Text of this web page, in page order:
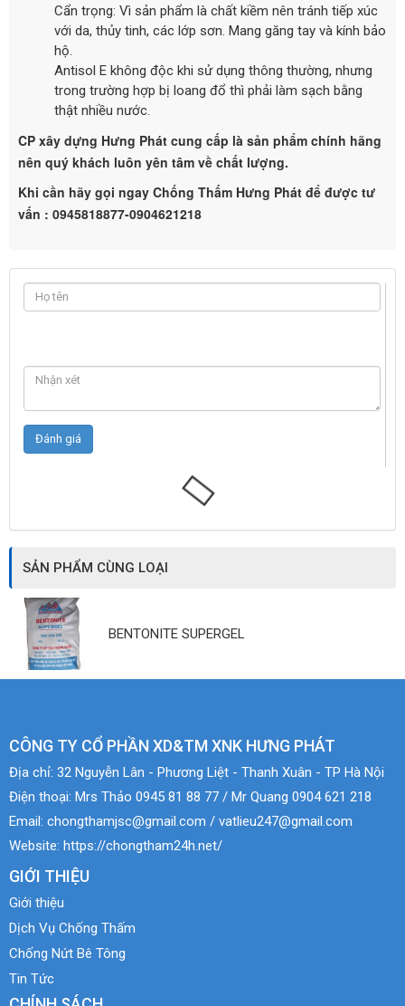
Cẩn trọng: Vì sản phẩm là chất kiềm nên tránh tiếp xúc
với da, thủy tinh, các lớp sơn. Mang găng tay và kính bảo
hộ.
Antisol E không độc khi sử dụng thông thường, nhưng
trong trường hợp bị loang đổ thì phải làm sạch bằng
thật nhiều nước.
CP xây dựng Hưng Phát cung cấp là sản phẩm chính hãng
nên quý khách luôn yên tâm về chất lượng.
Khi cần hãy gọi ngay Chống Thấm Hưng Phát để được tư
vấn : 0945818877-0904621218
SẢN PHẨM CÙNG LOẠI
BENTONITE SUPERGEL
CÔNG TY CỔ PHẦN XD&TM XNK HƯNG PHÁT
Địa chỉ: 32 Nguyễn Lân - Phương Liệt - Thanh Xuân - TP Hà Nội
Điện thoại: Mrs Thảo 0945 81 88 77 / Mr Quang 0904 621 218
Email: chongthamjsc@gmail.com / vatlieu247@gmail.com
Website: https://chongtham24h.net/
GIỚI THIỆU
Giới thiệu
Dịch Vụ Chống Thấm
Chống Nứt Bê Tông
Tin Tức